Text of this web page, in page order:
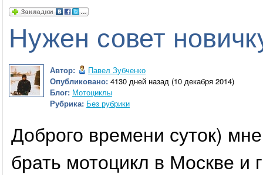
Нужен совет
Автор:
Павел Зубченко
Опубликовано: 4130 дней назад (10 декабря 2014)
Блог: Мотоциклы
Рубрика: Без рубрики
Доброго времени суток)
брать мотоцикл в Москве и